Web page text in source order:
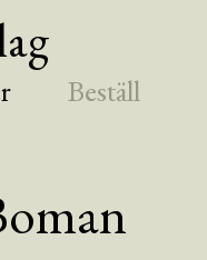
Beställ